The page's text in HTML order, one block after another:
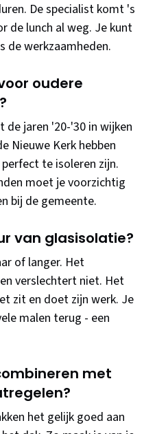
De specialist komt 's
de lunch al weg. Je kunt
de werkzaamheden.
oudere
de jaren '20-'30 in wijken
Nieuwe Kerk hebben
te isoleren zijn.
moet je voorzichtig
bij de gemeente.
van glasisolatie?
of langer. Het
verslechtert niet. Het
zit en doet zijn werk. Je
malen terug - een
met
het gelijk goed aan